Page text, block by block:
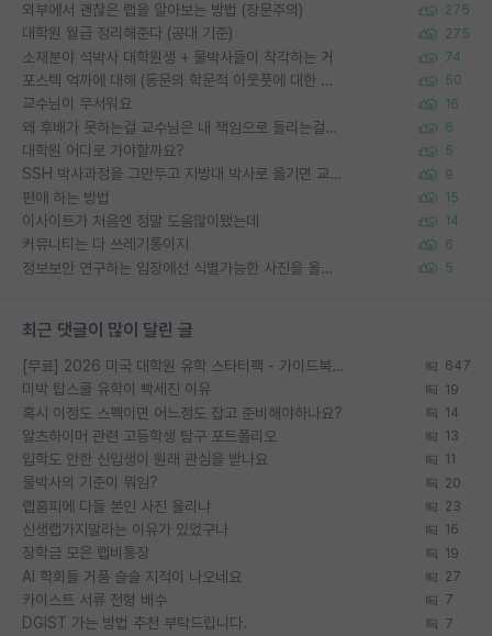
외부에서 괜찮은 랩을 알아보는 방법 (장문주의) 275
대학원 월급 정리해준다 (공대 기준) 275
소재분야 석박사 대학원생 + 물박사들이 착각하는 거 74
포스텍 억까에 대해 (동문의 학문적 아웃풋에 대한 반박) 50
교수님이 무서워요 16
왜 후배가 못하는걸 교수님은 내 책임으로 돌리는걸까요? 6
대학원 어디로 가야할까요? 5
SSH 박사과정을 그만두고 지방대 박사로 옮기면 교수의 꿈은 끝일까요? 9
편애 하는 방법 15
이사이트가 처음엔 정말 도움많이됐는데 14
커뮤니티는 다 쓰레기통이지 6
정보보안 연구하는 입장에선 식별가능한 사진을 올리는건 비추이긴함 5
최근 댓글이 많이 달린 글
[무료] 2026 미국 대학원 유학 스타터팩 - 가이드북 & 합격자 컨택메일 템플릿 647
미박 탑스쿨 유학이 빡세진 이유 19
혹시 이정도 스펙이면 어느정도 잡고 준비해야하나요? 14
알츠하이머 관련 고등학생 탐구 포트폴리오 13
입학도 안한 신입생이 원래 관심을 받나요 11
물박사의 기준이 뭐임? 20
랩홈피에 다들 본인 사진 올리냐 23
신생랩가지말라는 이유가 있었구나 16
장학금 모은 랩비통장 19
AI 학회들 거품 슬슬 지적이 나오네요 27
카이스트 서류 전형 배수 7
DGIST 가는 방법 추천 부탁드립니다. 7